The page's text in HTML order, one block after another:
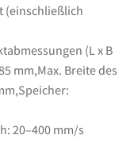
(einschließlich
(L x B
mm,Max. Breite des
20–400 mm/s